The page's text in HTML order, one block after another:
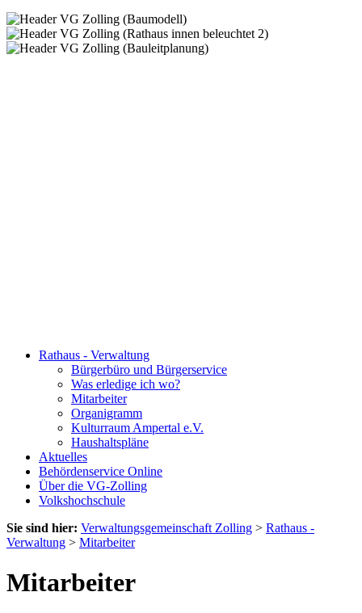
Rathaus - Verwaltung
Bürgerbüro und Bürgerservice
Was erledige ich wo?
Mitarbeiter
Organigramm
Kulturraum Ampertal e.V.
Haushaltspläne
Aktuelles
Behördenservice Online
Über die VG-Zolling
Volkshochschule
Sie sind hier: Verwaltungsgemeinschaft Zolling > Rathaus -
Verwaltung > Mitarbeiter
Mitarbeiter